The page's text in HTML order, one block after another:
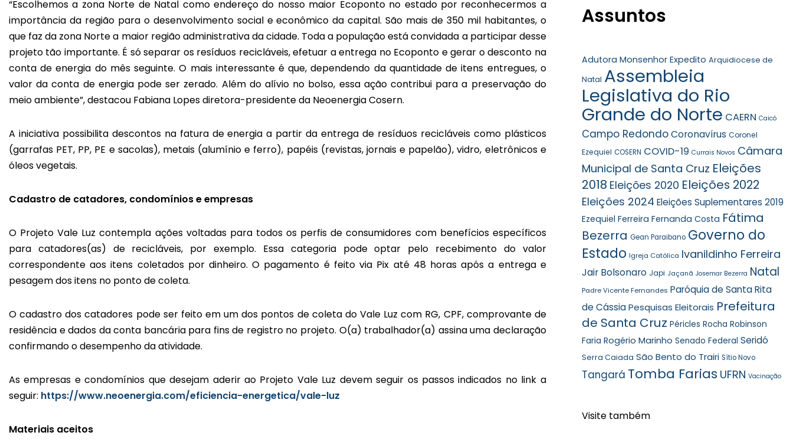
“Escolhemos a zona Norte de Natal como endereço do nosso maior Ecoponto no estado por reconhecermos a
importância da região para o desenvolvimento social e econômico da capital. São mais de 350 mil habitantes, o
que faz da zona Norte a maior região administrativa da cidade. Toda a população está convidada a participar desse
projeto tão importante. É só separar os resíduos recicláveis, efetuar a entrega no Ecoponto e gerar o desconto na
conta de energia do mês seguinte. O mais interessante é que, dependendo da quantidade de itens entregues, o
valor da conta de energia pode ser zerado. Além do alívio no bolso, essa ação contribui para a preservação do
meio ambiente”, destacou Fabiana Lopes diretora-presidente da Neoenergia Cosern.
A iniciativa possibilita descontos na fatura de energia a partir da entrega de resíduos recicláveis como plásticos
(garrafas PET, PP, PE e sacolas), metais (alumínio e ferro), papéis (revistas, jornais e papelão), vidro, eletrônicos e
óleos vegetais.
Cadastro de catadores, condomínios e empresas
O Projeto Vale Luz contempla ações voltadas para todos os perfis de consumidores com benefícios específicos
para catadores(as) de recicláveis, por exemplo. Essa categoria pode optar pelo recebimento do valor
correspondente aos itens coletados por dinheiro. O pagamento é feito via Pix até 48 horas após a entrega e
pesagem dos itens no ponto de coleta.
O cadastro dos catadores pode ser feito em um dos pontos de coleta do Vale Luz com RG, CPF, comprovante de
residência e dados da conta bancária para fins de registro no projeto. O(a) trabalhador(a) assina uma declaração
confirmando o desempenho da atividade.
As empresas e condomínios que desejam aderir ao Projeto Vale Luz devem seguir os passos indicados no link a
seguir: https://www.neoenergia.com/eficiencia-energetica/vale-luz
Materiais aceitos
Assuntos
Adutora Monsenhor Expedito Arquidiocese de
Natal Assembleia
Legislativa do Rio
Grande do Norte CAERN Caicó
Campo Redondo Coronavírus Coronel
Ezequiel COSERN COVID-19 Currais Novos Câmara
Municipal de Santa Cruz Eleições
2018 Eleições 2020 Eleições 2022
Eleições 2024 Eleições Suplementares 2019
Ezequiel Ferreira Fernanda Costa Fátima
Bezerra Gean Paraibano Governo do
Estado Igreja Católica Ivanildinho Ferreira
Jair Bolsonaro Japi Jaçanã Josemar Bezerra Natal
Padre Vicente Fernandes Paróquia de Santa Rita
de Cássia Pesquisas Eleitorais Prefeitura
de Santa Cruz Péricles Rocha Robinson
Faria Rogério Marinho Senado Federal Seridó
Serra Caiada São Bento do Trairi Sítio Novo
Tangará Tomba Farias UFRN Vacinação
Visite também